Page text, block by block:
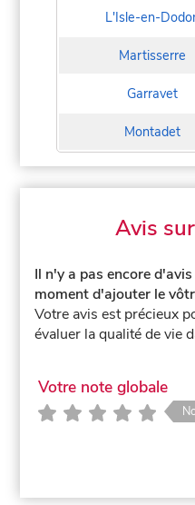
L'Isle-en-
Martisserre
Garravet
Montadet
Avis
Il n'y a pas encore
moment d'ajouter le
Votre avis est précieux
évaluer la qualité de vie
Votre note globale